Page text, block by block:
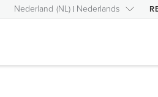
Nederland (NL) Nederlands